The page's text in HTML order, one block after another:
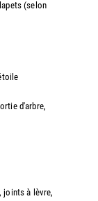
(selon
d'arbre,
à lèvre,